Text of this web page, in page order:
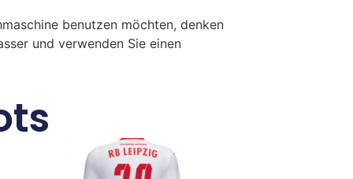
benutzen möchten, denken
und verwenden Sie einen